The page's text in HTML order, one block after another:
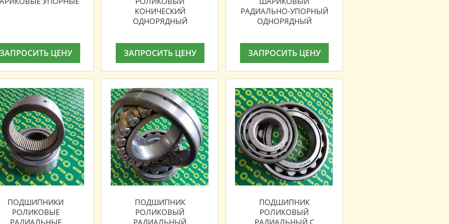
ЦЕНУ
КОНИЧЕСКИЙ
ОДНОРЯДНЫЙ
ЗАПРОСИТЬ ЦЕНУ
РАДИАЛЬНО-УПОРНЫЙ
ОДНОРЯДНЫЙ
ЗАПРОСИТЬ ЦЕНУ
ПОДШИПНИКИ
РОЛИКОВЫЕ
РАДИАЛЬНЫЕ
ПОДШИПНИК
РОЛИКОВЫЙ
РАДИАЛЬНЫЙ
ПОДШИПНИК
РОЛИКОВЫЙ
РАДИАЛЬНЫЙ С